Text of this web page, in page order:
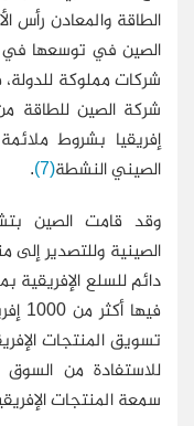
الطاقة والمعادن رأس
الصين في توسعها في
شركات مملوكة للدولة،
شركة الصين للطاقة
إفريقيا بشروط
الصيني النشطة(7)
.
وقد قامت الصين
الصينية وللتصدير
دائم للسلع
تسويق المنتجات
للاستفادة من السوق
سمعة المنتجات